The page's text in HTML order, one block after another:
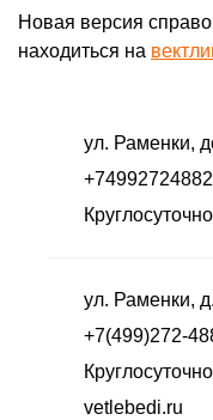
Новая версия
находиться на
ул. Раменки,
+74992724882
Круглосуточно
ул. Раменки,
+7(499)272-
Круглосуточно
vetlebedi.ru